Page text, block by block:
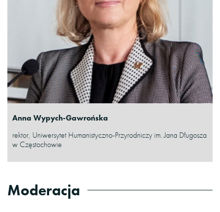
Anna Wypych-Gawrońska
rektor, Uniwersytet Humanistyczno-Przyrodniczy im. Jana Długosza
w Częstochowie
Moderacja